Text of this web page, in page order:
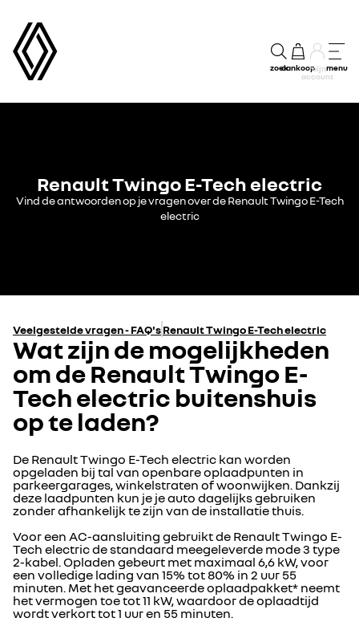
zoekaankoopmijn
account
menu
Renault Twingo E-Tech electric
Vind de antwoorden op je vragen over de Renault Twingo E-Tech
electric
Veelgestelde vragen - FAQ'sRenault Twingo E-Tech electric
Wat zijn de mogelijkheden
om de Renault Twingo E-
Tech electric buitenshuis
op te laden?
De Renault Twingo E-Tech electric kan worden
opgeladen bij tal van openbare oplaadpunten in
parkeergarages, winkelstraten of woonwijken. Dankzij
deze laadpunten kun je je auto dagelijks gebruiken
zonder afhankelijk te zijn van de installatie thuis.
Voor een AC-aansluiting gebruikt de Renault Twingo E-
Tech electric de standaard meegeleverde mode 3 type
2-kabel. Opladen gebeurt met maximaal 6,6 kW, voor
een volledige lading van 15% tot 80% in 2 uur 55
minuten. Met het geavanceerde oplaadpakket* neemt
het vermogen toe tot 11 kW, waardoor de oplaadtijd
wordt verkort tot 1 uur en 55 minuten.